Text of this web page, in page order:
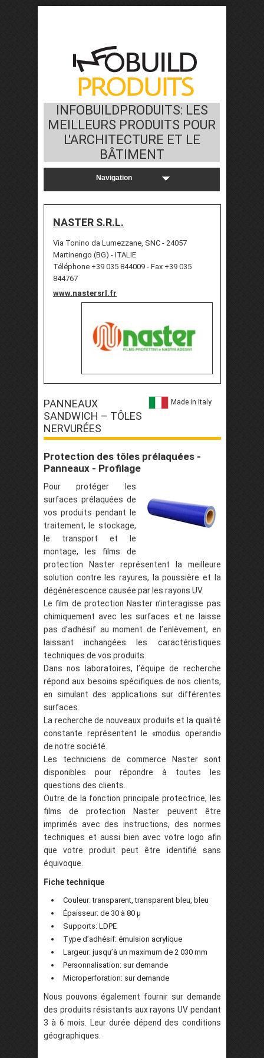
INFOBUILDPRODUITS: LES
MEILLEURS PRODUITS POUR
L'ARCHITECTURE ET LE
BÂTIMENT
NASTER S.R.L.
Via Tonino da Lumezzane, SNC - 24057
Martinengo (BG) - ITALIE
Téléphone +39 035 844009 - Fax +39 035
844767
www.nastersrl.fr
PANNEAUX
SANDWICH – TÔLES
NERVURÉES
Made in Italy
Protection des tôles prélaquées -
Panneaux - Profilage
Pour protéger les
surfaces prélaquées de
vos produits pendant le
traitement, le stockage,
le transport et le
montage, les films de
protection Naster représentent la meilleure
solution contre les rayures, la poussière et la
dégénérescence causée par les rayons UV.
Le film de protection Naster n’interagisse pas
chimiquement avec les surfaces et ne laisse
pas d’adhésif au moment de l’enlèvement, en
laissant inchangées les caractéristiques
techniques de vos produits.
Dans nos laboratoires, l’équipe de recherche
répond aux besoins spécifiques de nos clients,
en simulant des applications sur différentes
surfaces.
La recherche de nouveaux produits et la qualité
constante représentent le «modus operandi»
de notre société.
Les techniciens de commerce Naster sont
disponibles pour répondre à toutes les
questions des clients.
Outre de la fonction principale protectrice, les
films de protection Naster peuvent être
imprimés avec des instructions, des normes
techniques et aussi bien avec votre logo afin
que votre produit peut être identifié sans
équivoque.
Fiche technique
Couleur: transparent, transparent bleu, bleu
Épaisseur: de 30 à 80 µ
Supports: LDPE
Type d’adhésif: émulsion acrylique
Largeur: jusqu’à un maximum de 2 030 mm
Personnalisation: sur demande
Microperforation: sur demande
Nous pouvons également fournir sur demande
des produits résistants aux rayons UV pendant
3 à 6 mois. Leur durée dépend des conditions
géographiques.